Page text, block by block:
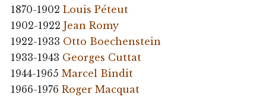
1870-1902 Louis Péteut
1902-1922 Jean Romy
1922-1933 Otto Boechenstein
1933-1943 Georges Cuttat
1944-1965 Marcel Bindit
1966-1976 Roger Macquat